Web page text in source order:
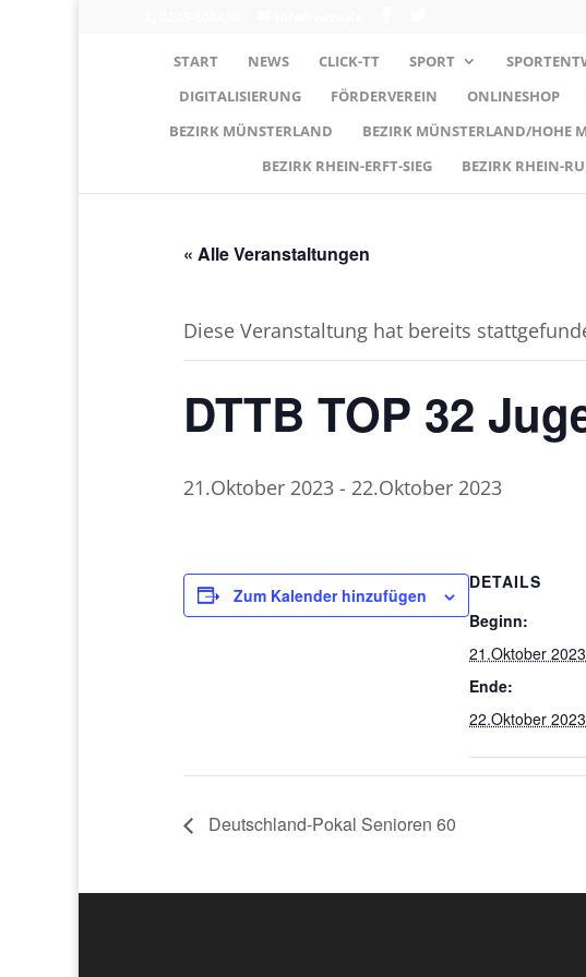
START NEWS CLICK-TT SPORT
DIGITALISIERUNG
FÖRDERVEREIN ONLINESHOP
BEZIRK MÜNSTERLAND
BEZIRK MÜNSTERLAND/HOHE
BEZIRK RHEIN-ERFT-SIEG
BEZIRK RHEIN-
« Alle Veranstaltungen
Diese Veranstaltung hat bereits
DTTB TOP 32
21.Oktober 2023 - 22.Oktober 2023
Zum Kalender hinzufügen
DETAILS
Beginn:
21.Oktober 2023
Ende:
22.Oktober 2023
Deutschland-Pokal Senioren 60